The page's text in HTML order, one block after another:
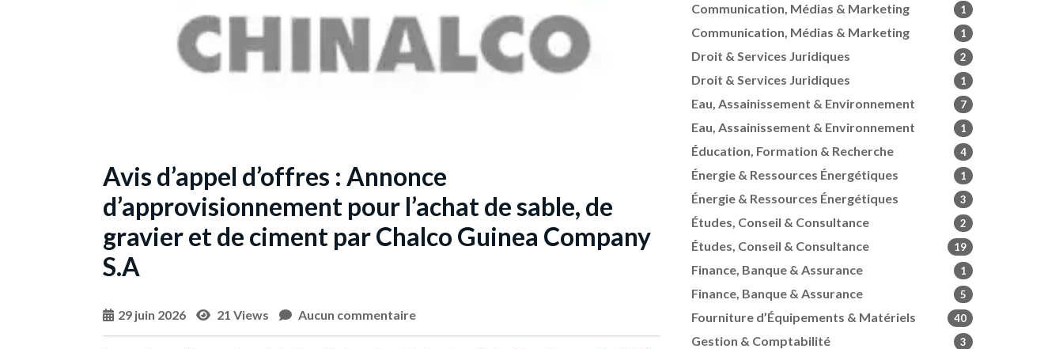
Avis d’appel d’offres : Annonce
d’approvisionnement pour l’achat de sable, de
gravier et de ciment par Chalco Guinea Company
S.A
29 juin 2026 21 Views Aucun commentaire
Communication, Médias & Marketing 1
Communication, Médias & Marketing 1
Droit & Services Juridiques 2
Droit & Services Juridiques 1
Eau, Assainissement & Environnement 7
Eau, Assainissement & Environnement 1
Éducation, Formation & Recherche 4
Énergie & Ressources Énergétiques 1
Énergie & Ressources Énergétiques 3
Études, Conseil & Consultance 2
Études, Conseil & Consultance 19
Finance, Banque & Assurance 1
Finance, Banque & Assurance 5
Fourniture d’Équipements & Matériels 40
Gestion & Comptabilité 3